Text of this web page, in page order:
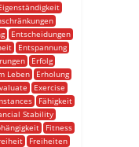
Entscheidungen
Entspannung
Erfolg
Leben
Erholung
Exercise
Fähigkeit
Stability
Fitness
Freiheiten